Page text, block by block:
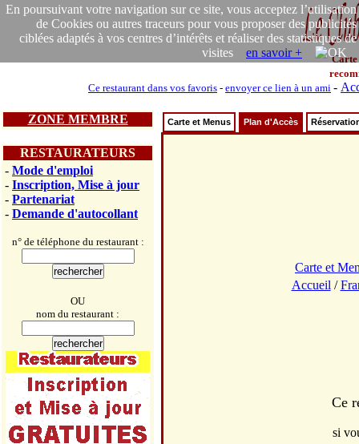
En poursuivant votre navigation sur ce site, vous acceptez l’utilisation
de Cookies ou autres traceurs pour vous proposer des publicités
ciblées adaptés à vos centres d’intérêts et réaliser des statistiques de
visites en savoir +
Carte
Ce restaurant dans vos favoris - envoyer ce lien à un ami -
ZONE MEMBRE
RESTAURATEURS
- Mode d'emploi
- Inscription, Mise à jour
- Partenariat
- Demande d'autocollant
n° de téléphone du restaurant :
OU
nom du restaurant :
Carte et Menus Plan d'Accès
Carte et
Accueil /
Ce
si